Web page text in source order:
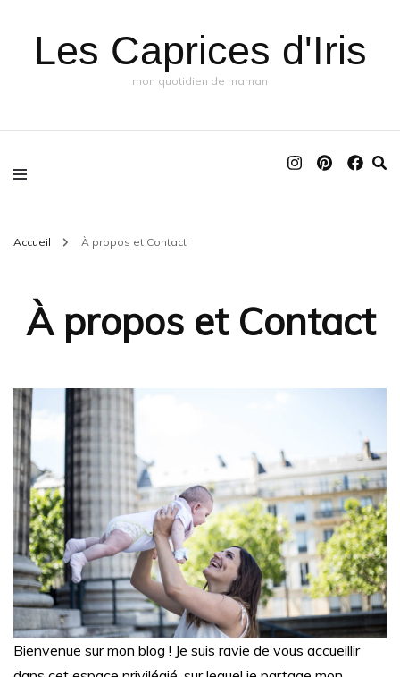
Les Caprices d'Iris
mon quotidien de maman
Accueil À propos et Contact
À propos et Contact
Bienvenue sur mon blog ! Je suis ravie de vous accueillir